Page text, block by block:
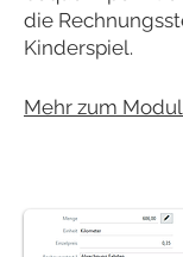
die
Kinderspiel.
Mehr zum